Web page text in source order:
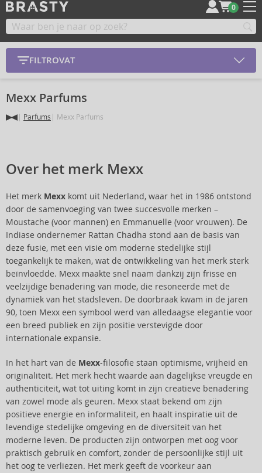
0
FILTROVAT
Mexx Parfums
Parfums Mexx Parfums
Over het merk Mexx
Het merk Mexx komt uit Nederland, waar het in 1986 ontstond
door de samenvoeging van twee succesvolle merken –
Moustache (voor mannen) en Emmanuelle (voor vrouwen). De
Indiase ondernemer Rattan Chadha stond aan de basis van
deze fusie, met een visie om moderne stedelijke stijl
toegankelijk te maken, wat de ontwikkeling van het merk sterk
beïnvloedde. Mexx maakte snel naam dankzij zijn frisse en
veelzijdige benadering van mode, die resoneerde met de
dynamiek van het stadsleven. De doorbraak kwam in de jaren
90, toen Mexx een symbool werd van alledaagse elegantie voor
een breed publiek en zijn positie verstevigde door
internationale expansie.
In het hart van de Mexx-filosofie staan optimisme, vrijheid en
originaliteit. Het merk hecht waarde aan dagelijkse vreugde en
authenticiteit, wat tot uiting komt in zijn creatieve benadering
van zowel mode als geuren. Mexx staat bekend om zijn
positieve energie en informaliteit, en haalt inspiratie uit de
levendige stedelijke omgeving en de diversiteit van het
moderne leven. De producten zijn ontworpen met oog voor
praktisch gebruik en comfort, zonder de persoonlijke stijl uit
het oog te verliezen. Het merk geeft de voorkeur aan